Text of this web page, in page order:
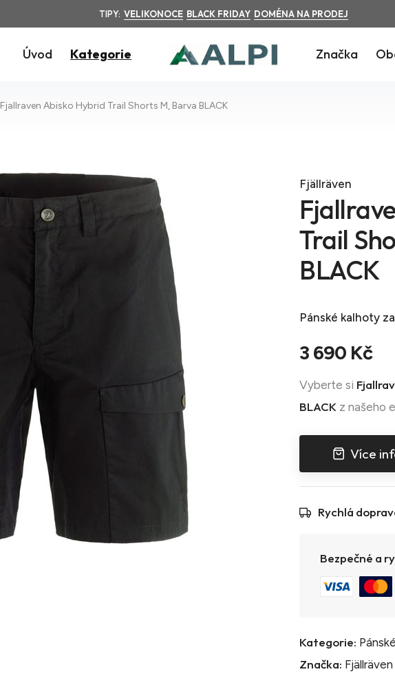
TIPY: VELIKONOCE BLACK FRIDAY DOMÉNA NA PRODEJ
Úvod Kategorie Značka
Fjallraven Abisko Hybrid Trail Shorts M, Barva BLACK
Fjällräven
Trail
BLACK
Pánské kalhoty
3 690 Kč
Vyberte si
BLACK z našeho
Více
Rychlá
Bezpečné a
Kategorie:
Značka: Fjällräven